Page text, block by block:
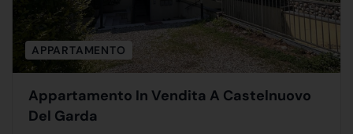
APPARTAMENTO
Appartamento In Vendita A Castelnuovo
Del Garda